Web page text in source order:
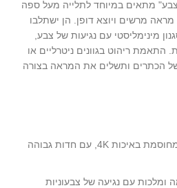
מתאים במיוחד לתלייה מעל ספה
מרשים ויוצא דופן. הן ישתלבו
מינימליסטי עם נגיעות של צבע,
התאמת ריהוט בגוונים ניטרליים או
הכתרים ותשלים את המראה בצורה
הדפסה ישירה על זכוכית מחוסמת באיכות 4K, עם חדות גבוהה
ומלכות עם נגיעה של צבעוניות